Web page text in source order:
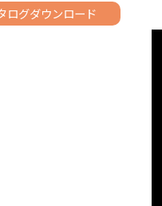
ログダウンロード